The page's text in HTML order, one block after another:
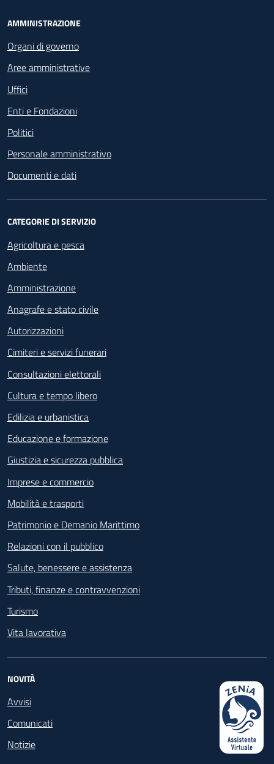
Footer - Navigazione
AMMINISTRAZIONE
Organi di governo
Aree amministrative
Uffici
Enti e Fondazioni
Politici
Personale amministrativo
Documenti e dati
CATEGORIE DI SERVIZIO
Agricoltura e pesca
Ambiente
Amministrazione
Anagrafe e stato civile
Autorizzazioni
Cimiteri e servizi funerari
Consultazioni elettorali
Cultura e tempo libero
Edilizia e urbanistica
Educazione e formazione
Giustizia e sicurezza pubblica
Imprese e commercio
Mobilità e trasporti
Patrimonio e Demanio Marittimo
Relazioni con il pubblico
Salute, benessere e assistenza
Tributi, finanze e contravvenzioni
Turismo
Vita lavorativa
NOVITÀ
Avvisi
Comunicati
Notizie